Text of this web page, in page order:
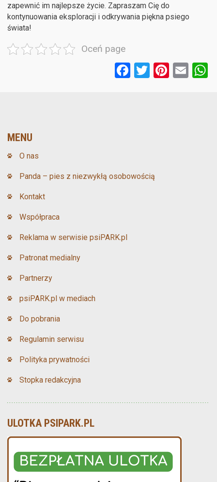
zapewnić im najlepsze życie. Zapraszam Cię do
kontynuowania eksploracji i odkrywania piękna psiego
świata!
Oceń page
F T Pi E
MENU
O nas
Panda – pies z niezwykłą osobowością
Kontakt
Współpraca
Reklama w serwisie psiPARK.pl
Patronat medialny
Partnerzy
psiPARK.pl w mediach
Do pobrania
Regulamin serwisu
Polityka prywatności
Stopka redakcyjna
ULOTKA PSIPARK.PL